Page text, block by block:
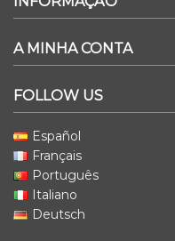
A MINHA CONTA
FOLLOW US
Español
Français
Português
Italiano
Deutsch